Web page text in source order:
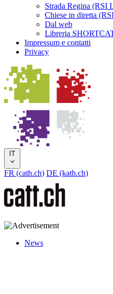
Strada Regina (RSI
Chiese in diretta
Dal web
Libreria
Impressum e contatti
Privacy
IT
FR (cath.ch) DE (kath.ch)
News